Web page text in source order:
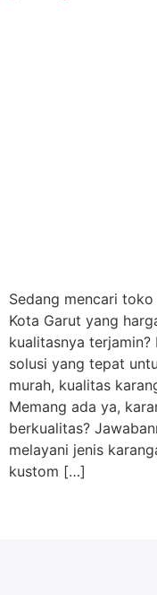
Sedang mencari
Kota Garut yang
kualitasnya
solusi yang tepat
murah, kualitas
Memang ada ya,
berkualitas?
melayani jenis
kustom […]